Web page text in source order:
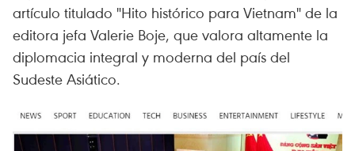
artículo titulado "Hito histórico para Vietnam" de la
editora jefa Valerie Boje, que valora altamente la
diplomacia integral y moderna del país del
Sudeste Asiático.